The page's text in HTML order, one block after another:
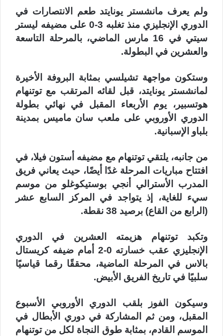
ولم يعرف مانشستر يونايتد طعم الانتصارات في
الدوري الإنجليزي منذ تغلبه 3-0 على مضيفه ليستر
سيتي في 16 مارس الماضي، بالمرحلة التاسعة
والعشرين في البطولة.
وستكون مواجهة تشيلسي بمثابة البروفة الأخيرة
لمانشستر يونايتد، قبل لقائه المرتقب مع توتنهام
هوتسبير، يوم الأربعاء المقبل في نهائي بطولة
الدوري الأوروبي على ملعب سان ماميس بمدينة
بلباو الإسبانية.
من جانبه، يلتقي توتنهام مع مضيفه أستون فيلا، في
افتتاح مباريات المرحلة غدًا أيضًا، حيث يعاني فريق
المدرب الأسترالي أنجي بوستيكوغلو من موسم
سيء للغاية، إذ يتواجد في المركز السابع عشر
(الرابع من القاع) برصيد 38 نقطة.
وتكبد توتنهام هزيمته العشرين في الدوري
الإنجليزي عقب خسارته 0-2 أمام ضيفه كريستال
بالاس في المرحلة الماضية، محققًا رقما قياسيًا
سلبيًا في تاريخ الفريق الأبيض.
وسيكون الفوز بلقب الدوري الأوروبي الأسبوع
المقبل، ومن ثم المشاركة في دوري الأبطال في
الموسم القادم، بمثابة طوق النجاة لكل من توتنهام